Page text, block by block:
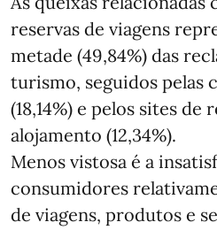
reservas de viagens
metade (49,84%) das
turismo, seguidos pelas
(18,14%) e pelos sites de
alojamento (12,34%).
Menos vistosa é a
consumidores
de viagens, produtos e